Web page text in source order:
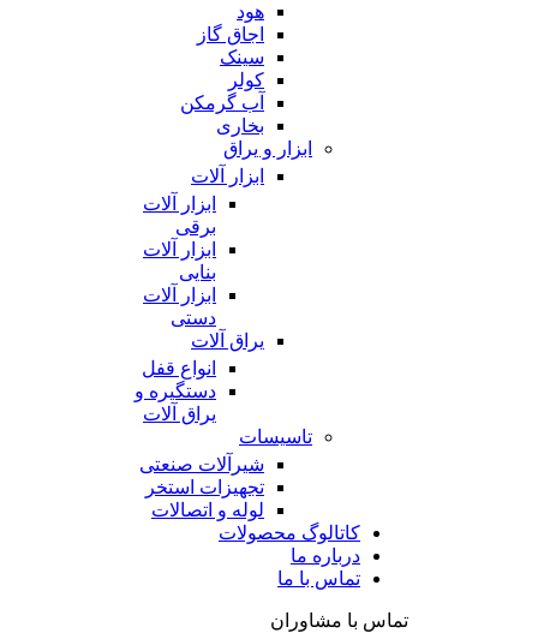
هود
اجاق گاز
سینک
کولر
آب گرمکن
بخاری
ابزار و یراق
ابزار آلات
ابزار آلات
برقی
ابزار آلات
بنایی
ابزار آلات
دستی
یراق آلات
انواع قفل
دستگیره و
یراق آلات
تاسیسات
شیرآلات صنعتی
تجهیزات استخر
لوله و اتصالات
کاتالوگ محصولات
درباره ما
تماس با ما
تماس با مشاوران